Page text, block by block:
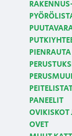
PANEELIT
OVIKISKOT
OVET